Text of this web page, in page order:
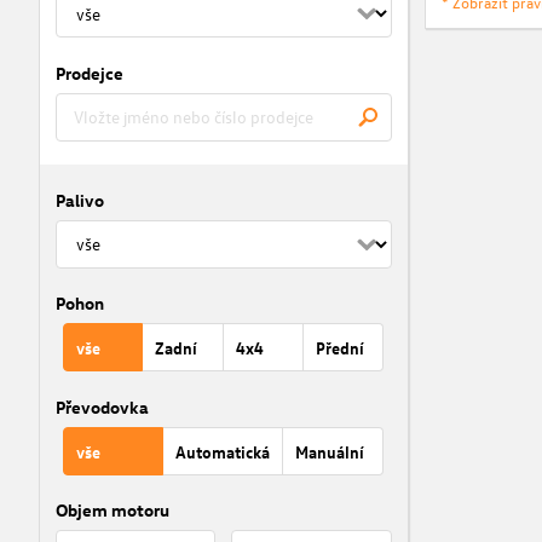
Prodejce
Palivo
Pohon
vše Zadní 4x4 Přední
Převodovka
vše Automatická Manuální
Objem motoru